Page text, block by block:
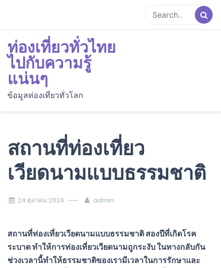
content
ท่องเที่ยวทั่วไทย
ไปกับความรู้
แน่นๆ
ข้อมูลท่องเที่ยวทั่วโลก
สถานที่ท่องเที่ยว
เวียดนามแบบธรรมชาติ
24 ตุลาคม 2024 admin
สถานที่ท่องเที่ยวเวียดนามแบบธรรมชาติ สองปีที่เกิดโรค
ระบาด ทำให้การท่องเที่ยวเวียดนามถูกระงับ ในทางกลับกัน
ช่วงเวลานี้ทำให้ธรรมชาติของเรามีเวลาในการรักษาและ